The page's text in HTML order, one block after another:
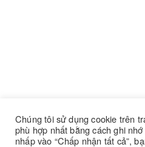
Chúng tôi sử dụng cookie trên
phù hợp nhất bằng cách ghi
nhấp vào “Chấp nhận tất cả”,